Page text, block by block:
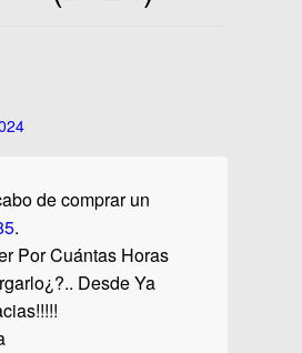
de comprar un
.
Por Cuántas Horas
Desde Ya